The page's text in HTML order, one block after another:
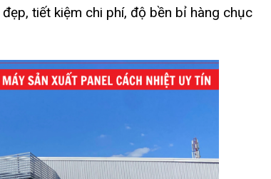
tiết kiệm chi phí, độ bền bỉ hàng chục